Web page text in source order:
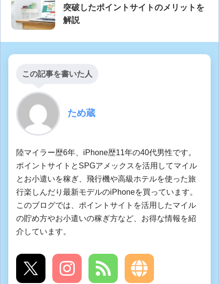
突破したポイントサイトのメリットを
解説
この記事を書いた人
ため蔵
陸マイラー歴6年、iPhone歴11年の40代男性です。
ポイントサイトとSPGアメックスを活用してマイル
とお小遣いを稼ぎ、飛行機や高級ホテルを使った旅
行楽しんだり最新モデルのiPhoneを買っています。
このブログでは、ポイントサイトを活用したマイル
の貯め方やお小遣いの稼ぎ方など、お得な情報を紹
介しています。